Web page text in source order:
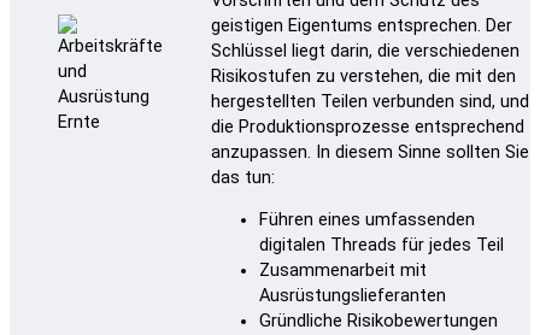
geistigen Eigentums entsprechen. Der
Schlüssel liegt darin, die verschiedenen
Risikostufen zu verstehen, die mit den
hergestellten Teilen verbunden sind, und
die Produktionsprozesse entsprechend
anzupassen. In diesem Sinne sollten Sie
das tun:
Führen eines umfassenden
digitalen Threads für jedes Teil
Zusammenarbeit mit
Ausrüstungslieferanten
Gründliche Risikobewertungen